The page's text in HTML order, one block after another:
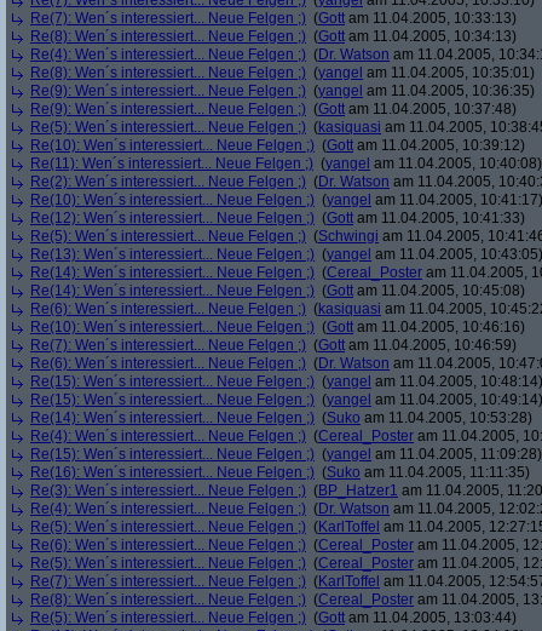
Re(7): Wen´s interessiert... Neue Felgen ;) (Gott am 11.04.2005, 10:33:13)
Re(8): Wen´s interessiert... Neue Felgen ;) (Gott am 11.04.2005, 10:34:13)
Re(4): Wen´s interessiert... Neue Felgen ;) (Dr. Watson am 11.04.2005,
Re(8): Wen´s interessiert... Neue Felgen ;) (yangel am 11.04.2005, 10:35:01)
Re(9): Wen´s interessiert... Neue Felgen ;) (yangel am 11.04.2005, 10:36:35)
Re(9): Wen´s interessiert... Neue Felgen ;) (Gott am 11.04.2005, 10:37:48)
Re(5): Wen´s interessiert... Neue Felgen ;) (kasiquasi am 11.04.2005,
Re(10): Wen´s interessiert... Neue Felgen ;) (Gott am 11.04.2005, 10:39:12)
Re(11): Wen´s interessiert... Neue Felgen ;) (yangel am 11.04.2005, 10:40:08)
Re(2): Wen´s interessiert... Neue Felgen ;) (Dr. Watson am 11.04.2005,
Re(10): Wen´s interessiert... Neue Felgen ;) (yangel am 11.04.2005, 10:41:17)
Re(12): Wen´s interessiert... Neue Felgen ;) (Gott am 11.04.2005, 10:41:33)
Re(5): Wen´s interessiert... Neue Felgen ;) (Schwingi am 11.04.2005,
Re(13): Wen´s interessiert... Neue Felgen ;) (yangel am 11.04.2005, 10:43:05)
Re(14): Wen´s interessiert... Neue Felgen ;) (Cereal_Poster am 11.04.2005,
Re(14): Wen´s interessiert... Neue Felgen ;) (Gott am 11.04.2005, 10:45:08)
Re(6): Wen´s interessiert... Neue Felgen ;) (kasiquasi am 11.04.2005,
Re(10): Wen´s interessiert... Neue Felgen ;) (Gott am 11.04.2005, 10:46:16)
Re(7): Wen´s interessiert... Neue Felgen ;) (Gott am 11.04.2005, 10:46:59)
Re(6): Wen´s interessiert... Neue Felgen ;) (Dr. Watson am 11.04.2005,
Re(15): Wen´s interessiert... Neue Felgen ;) (yangel am 11.04.2005, 10:48:14)
Re(15): Wen´s interessiert... Neue Felgen ;) (yangel am 11.04.2005, 10:49:14)
Re(14): Wen´s interessiert... Neue Felgen ;) (Suko am 11.04.2005, 10:53:28)
Re(4): Wen´s interessiert... Neue Felgen ;) (Cereal_Poster am 11.04.2005,
Re(15): Wen´s interessiert... Neue Felgen ;) (yangel am 11.04.2005, 11:09:28)
Re(16): Wen´s interessiert... Neue Felgen ;) (Suko am 11.04.2005, 11:11:35)
Re(3): Wen´s interessiert... Neue Felgen ;) (BP_Hatzer1 am 11.04.2005,
Re(4): Wen´s interessiert... Neue Felgen ;) (Dr. Watson am 11.04.2005,
Re(5): Wen´s interessiert... Neue Felgen ;) (KarlToffel am 11.04.2005,
Re(6): Wen´s interessiert... Neue Felgen ;) (Cereal_Poster am 11.04.2005,
Re(5): Wen´s interessiert... Neue Felgen ;) (Cereal_Poster am 11.04.2005,
Re(7): Wen´s interessiert... Neue Felgen ;) (KarlToffel am 11.04.2005,
Re(8): Wen´s interessiert... Neue Felgen ;) (Cereal_Poster am 11.04.2005,
Re(5): Wen´s interessiert... Neue Felgen ;) (Gott am 11.04.2005, 13:03:44)